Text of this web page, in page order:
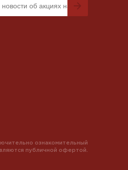
ознакомительный
публичной офертой.